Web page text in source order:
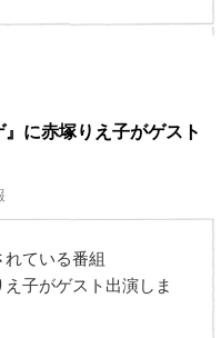
に赤塚りえ子がゲスト
ている番組
え子がゲスト出演しま